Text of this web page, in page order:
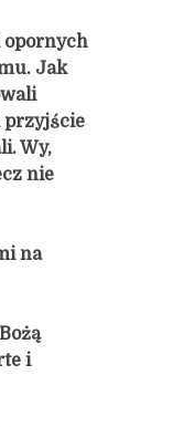
opornych
Jak
przyjście
Wy,
nie
na
i